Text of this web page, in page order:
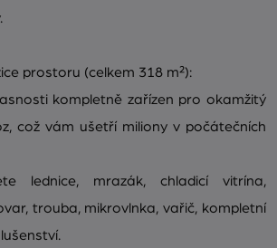
prostoru (celkem 318 m²):
kompletně zařízen pro okamžitý
což vám ušetří miliony v počátečních
lednice, mrazák, chladicí vitrína,
trouba, mikrovlnka, vařič, kompletní